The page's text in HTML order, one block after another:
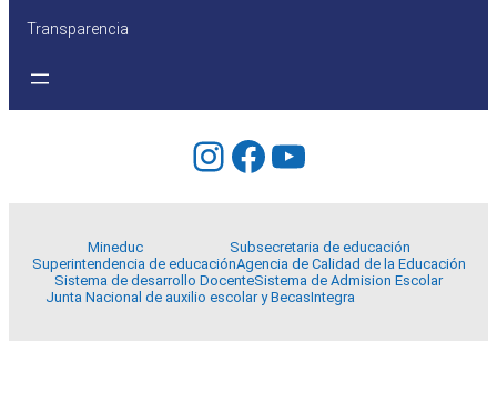
Transparencia
Instagram
Facebook
YouTube
Mineduc
Subsecretaria de educación
Superintendencia de educaciónAgencia de Calidad de la Educación
Sistema de desarrollo DocenteSistema de Admision Escolar
Junta Nacional de auxilio escolar y BecasIntegra